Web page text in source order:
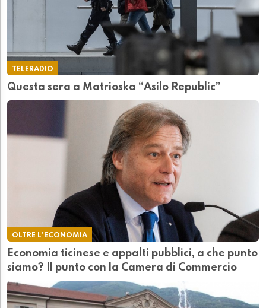
TELERADIO
Questa sera a Matrioska “Asilo Republic”
OLTRE L'ECONOMIA
Economia ticinese e appalti pubblici, a che punto
siamo? Il punto con la Camera di Commercio